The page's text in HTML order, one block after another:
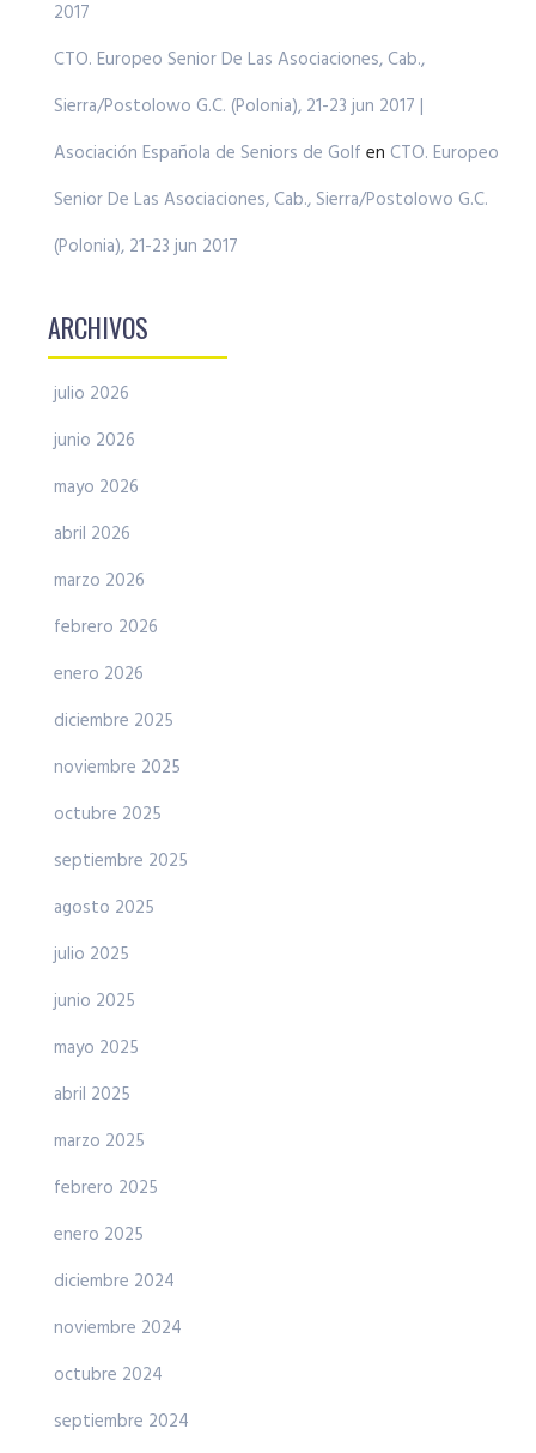
2017
CTO. Europeo Senior De Las Asociaciones, Cab.,
Sierra/Postolowo G.C. (Polonia), 21-23 jun 2017 |
Asociación Española de Seniors de Golf en CTO. Europeo
Senior De Las Asociaciones, Cab., Sierra/Postolowo G.C.
(Polonia), 21-23 jun 2017
ARCHIVOS
julio 2026
junio 2026
mayo 2026
abril 2026
marzo 2026
febrero 2026
enero 2026
diciembre 2025
noviembre 2025
octubre 2025
septiembre 2025
agosto 2025
julio 2025
junio 2025
mayo 2025
abril 2025
marzo 2025
febrero 2025
enero 2025
diciembre 2024
noviembre 2024
octubre 2024
septiembre 2024